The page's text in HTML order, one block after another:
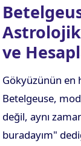
Astrolojik
ve
Gökyüzünün en
Betelgeuse,
değil, aynı
buradayım"